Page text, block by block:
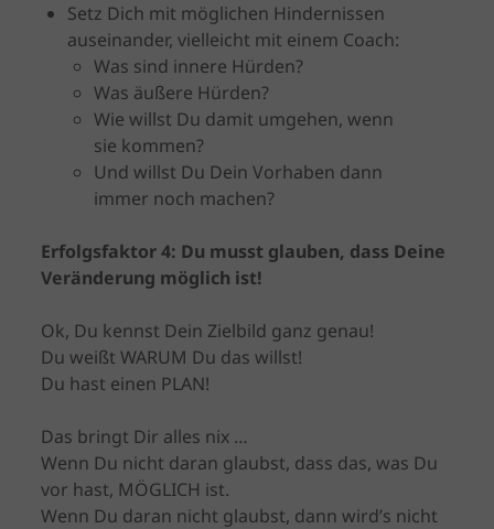
Setz Dich mit möglichen Hindernissen
auseinander, vielleicht mit einem Coach:
Was sind innere Hürden?
Was äußere Hürden?
Wie willst Du damit umgehen, wenn
sie kommen?
Und willst Du Dein Vorhaben dann
immer noch machen?
Erfolgsfaktor 4: Du musst glauben, dass Deine
Veränderung möglich ist!
Ok, Du kennst Dein Zielbild ganz genau!
Du weißt WARUM Du das willst!
Du hast einen PLAN!
Das bringt Dir alles nix …
Wenn Du nicht daran glaubst, dass das, was Du
vor hast, MÖGLICH ist.
Wenn Du daran nicht glaubst, dann wird’s nicht